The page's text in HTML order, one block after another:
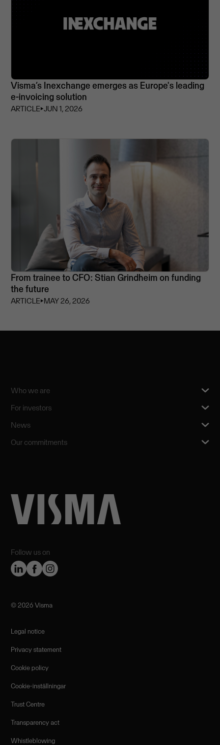
Visma’s Inexchange emerges as Europe's leading
e-invoicing solution
ARTICLE⏵JUN 1, 2026
From trainee to CFO: Stian Grindheim on funding
the future
ARTICLE⏵MAY 26, 2026
Follow us on
Who we are
For investors
News
Our commitments
©️ 2026 Visma
Legal notice
Privacy statement
Cookie policy
Cookie-inställningar
Trust Centre
Transparency act
Whistleblowing